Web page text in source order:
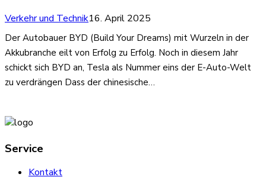
Verkehr und Technik16. April 2025
Der Autobauer BYD (Build Your Dreams) mit Wurzeln in der
Akkubranche eilt von Erfolg zu Erfolg. Noch in diesem Jahr
schickt sich BYD an, Tesla als Nummer eins der E-Auto-Welt
zu verdrängen Dass der chinesische…
Service
Kontakt